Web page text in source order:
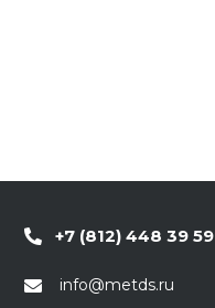
+7 (812) 448 39 59
info@metds.ru